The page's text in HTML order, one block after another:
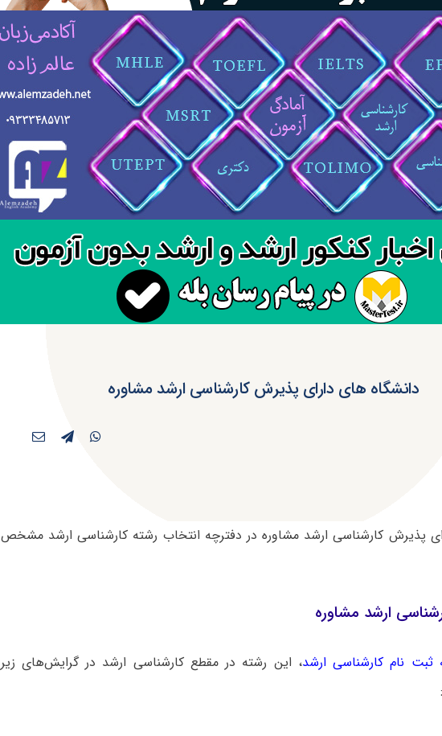
دانشگاه های دارای پذیرش کارشناسی ارشد مشاوره
پذیرش کارشناسی ارشد مشاوره در دفترچه انتخاب رشته کارشناسی ارشد مشخص
ارشد مشاوره
ثبت نام کارشناسی ارشد، این رشته در مقطع کارشناسی ارشد در گرایش‌های زیر